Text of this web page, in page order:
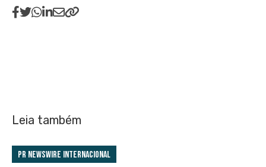
Leia também
PR Newswire Internacional